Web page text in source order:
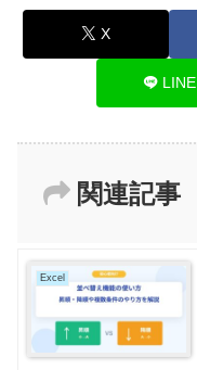
X
LINE
関連記事
Excel